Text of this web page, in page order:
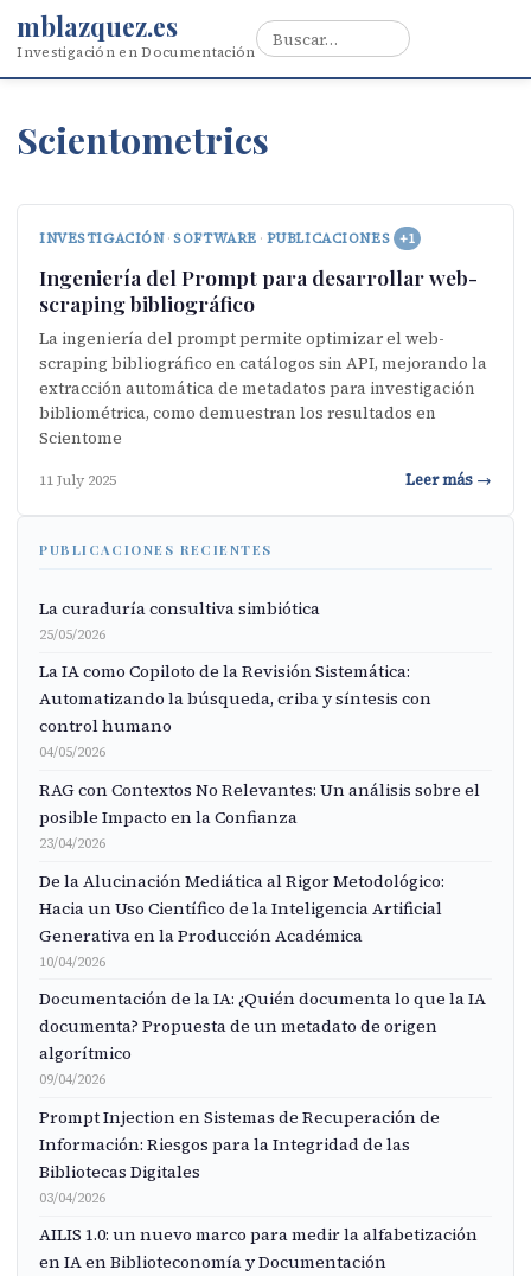
mblazquez.es
Investigación en Documentación
Scientometrics
INVESTIGACIÓN · SOFTWARE · PUBLICACIONES +1
Ingeniería del Prompt para desarrollar web-
scraping bibliográfico
La ingeniería del prompt permite optimizar el web-
scraping bibliográfico en catálogos sin API, mejorando la
extracción automática de metadatos para investigación
bibliométrica, como demuestran los resultados en
Scientome
11 July 2025 Leer más →
PUBLICACIONES RECIENTES
La curaduría consultiva simbiótica
25/05/2026
La IA como Copiloto de la Revisión Sistemática:
Automatizando la búsqueda, criba y síntesis con
control humano
04/05/2026
RAG con Contextos No Relevantes: Un análisis sobre el
posible Impacto en la Confianza
23/04/2026
De la Alucinación Mediática al Rigor Metodológico:
Hacia un Uso Científico de la Inteligencia Artificial
Generativa en la Producción Académica
10/04/2026
Documentación de la IA: ¿Quién documenta lo que la IA
documenta? Propuesta de un metadato de origen
algorítmico
09/04/2026
Prompt Injection en Sistemas de Recuperación de
Información: Riesgos para la Integridad de las
Bibliotecas Digitales
03/04/2026
AILIS 1.0: un nuevo marco para medir la alfabetización
en IA en Biblioteconomía y Documentación